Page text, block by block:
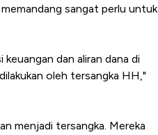
sangat perlu untuk
dan aliran dana di
oleh tersangka HH,"
menjadi tersangka. Mereka